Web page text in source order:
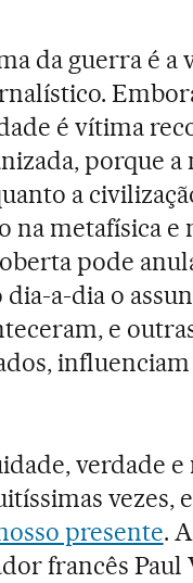
da guerra é a
é vítima
porque
a
na metafísica e
pode
dia-a-dia o
e
influenciam
verdade e
vezes, e
presente.
francês Paul